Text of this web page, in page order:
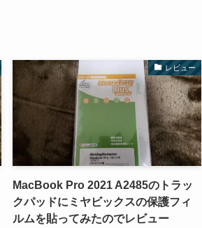
レビュー
MacBook Pro 2021 A2485のトラッ
クパッドにミヤビックスの保護フィ
ルムを貼ってみたのでレビュー